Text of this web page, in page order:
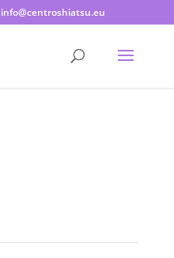
info@centroshiatsu.eu